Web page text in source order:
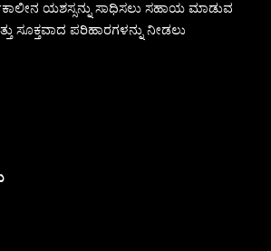
ಯಶಸ್ಸನ್ನು ಸಾಧಿಸಲು ಸಹಾಯ ಮಾಡುವ
ಸೂಕ್ತವಾದ ಪರಿಹಾರಗಳನ್ನು ನೀಡಲು